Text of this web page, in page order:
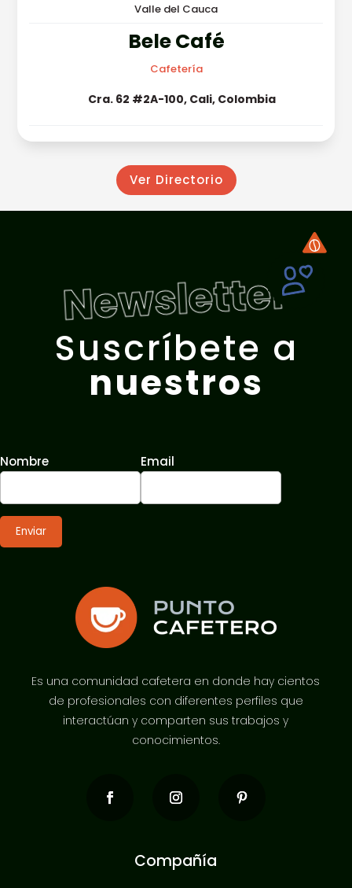
Valle del Cauca
Bele Café
Cafetería
Cra. 62 #2A-100, Cali, Colombia
Ver Directorio
Newsletter
Suscríbete a
nuestros
Nombre Email
Es una comunidad cafetera en donde hay cientos
de profesionales con diferentes perfiles que
interactúan y comparten sus trabajos y
conocimientos.
Compañía